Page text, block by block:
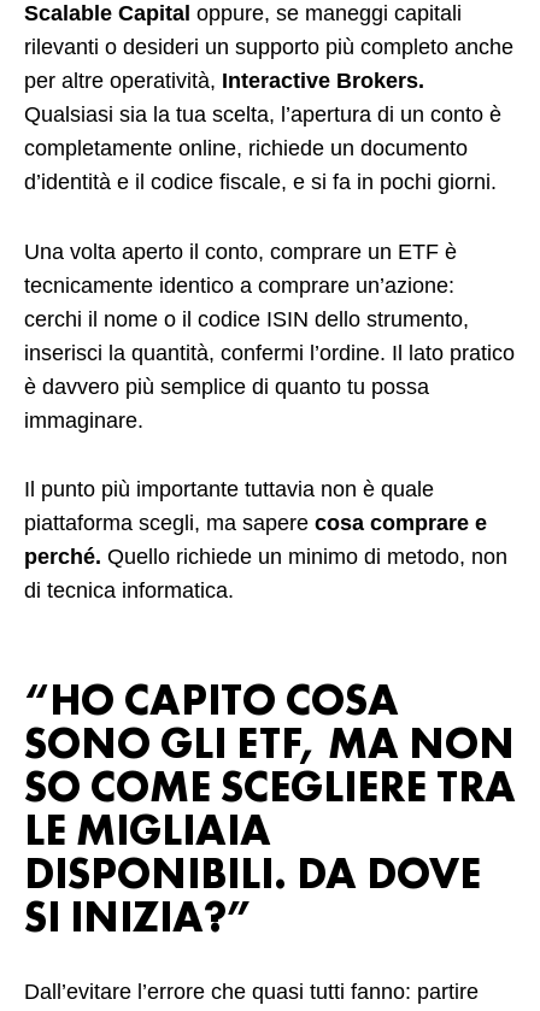
Scalable Capital oppure, se maneggi capitali
rilevanti o desideri un supporto più completo anche
per altre operatività, Interactive Brokers.
Qualsiasi sia la tua scelta, l’apertura di un conto è
completamente online, richiede un documento
d’identità e il codice fiscale, e si fa in pochi giorni.
Una volta aperto il conto, comprare un ETF è
tecnicamente identico a comprare un’azione:
cerchi il nome o il codice ISIN dello strumento,
inserisci la quantità, confermi l’ordine. Il lato pratico
è davvero più semplice di quanto tu possa
immaginare.
Il punto più importante tuttavia non è quale
piattaforma scegli, ma sapere cosa comprare e
perché. Quello richiede un minimo di metodo, non
di tecnica informatica.
“HO CAPITO COSA
SONO GLI ETF, MA NON
SO COME SCEGLIERE TRA
LE MIGLIAIA
DISPONIBILI. DA DOVE
SI INIZIA?”
Dall’evitare l’errore che quasi tutti fanno: partire